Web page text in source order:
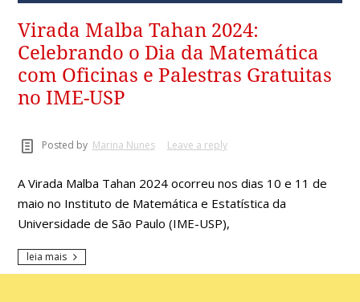
Virada Malba Tahan 2024:
Celebrando o Dia da Matemática
com Oficinas e Palestras Gratuitas
no IME-USP
Posted by Marina Nunes Leave a reply
A Virada Malba Tahan 2024 ocorreu nos dias 10 e 11 de
maio no Instituto de Matemática e Estatística da
Universidade de São Paulo (IME-USP),
leia mais